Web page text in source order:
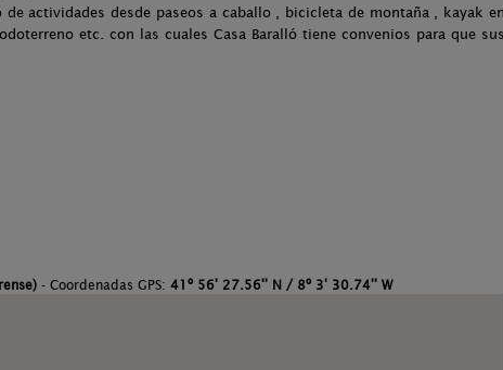
actividades desde paseos a caballo , bicicleta de montaña , kayak en
etc. con las cuales Casa Baralló tiene convenios para que sus
- Coordenadas GPS: 41º 56' 27.56'' N / 8º 3' 30.74'' W